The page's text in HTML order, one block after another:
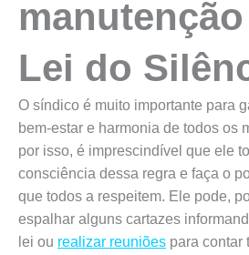
Lei do
O síndico é muito importante para
bem-estar e harmonia de todos os
por isso, é imprescindível que ele
consciência dessa regra e faça o
que todos a respeitem. Ele pode,
espalhar alguns cartazes
lei ou realizar reuniões para contar